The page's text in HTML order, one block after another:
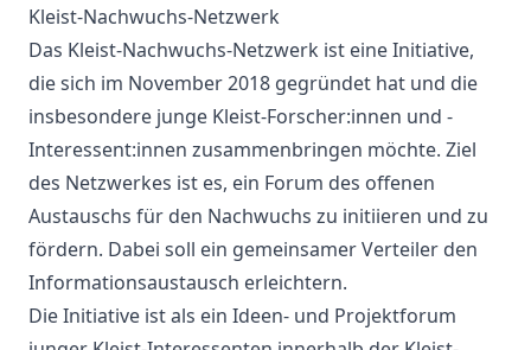
Kleist-Nachwuchs-Netzwerk
Das Kleist-Nachwuchs-Netzwerk ist eine Initiative,
die sich im November 2018 gegründet hat und die
insbesondere junge Kleist-Forscher:innen und -
Interessent:innen zusammenbringen möchte. Ziel
des Netzwerkes ist es, ein Forum des offenen
Austauschs für den Nachwuchs zu initiieren und zu
fördern. Dabei soll ein gemeinsamer Verteiler den
Informationsaustausch erleichtern.
Die Initiative ist als ein Ideen- und Projektforum